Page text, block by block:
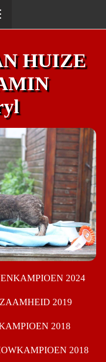
HUIZE
2024
2019
2018
2018